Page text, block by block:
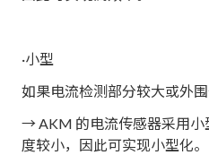
·小型
如果电流检测部分较大或外
→ AKM 的电流传感器采用小
度较小，因此可实现小型化。